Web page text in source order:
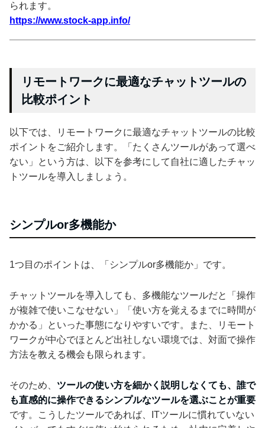
られます。
https://www.stock-app.info/
リモートワークに最適なチャットツールの
比較ポイント
以下では、リモートワークに最適なチャットツールの比較
ポイントをご紹介します。「たくさんツールがあって選べ
ない」という方は、以下を参考にして自社に適したチャッ
トツールを導入しましょう。
シンプルor多機能か
1つ目のポイントは、「シンプルor多機能か」です。
チャットツールを導入しても、多機能なツールだと「操作
が複雑で使いこなせない」「使い方を覚えるまでに時間が
かかる」といった事態になりやすいです。また、リモート
ワークが中心でほとんど出社しない環境では、対面で操作
方法を教える機会も限られます。
そのため、 ツールの使い方を細かく説明しなくても、誰で
も直感的に操作できるシンプルなツールを選ぶことが重要
です。こうしたツールであれば、ITツールに慣れていない